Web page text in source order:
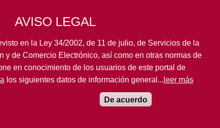
AVISO LEGAL
en la Ley 34/2002, de 11 de julio, de Servicios de la
y de Comercio Electrónico, así como en otras normas de
en conocimiento de los usuarios de este portal de
los siguientes datos de información general... leer más
De acuerdo